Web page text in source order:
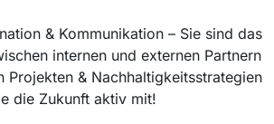
& Kommunikation – Sie sind das
internen und externen Partnern
Projekten & Nachhaltigkeitsstrategien
die Zukunft aktiv mit!